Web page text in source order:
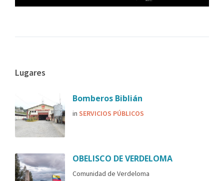
Lugares
Bomberos Biblián
in SERVICIOS PÚBLICOS
OBELISCO DE VERDELOMA
Comunidad de Verdeloma